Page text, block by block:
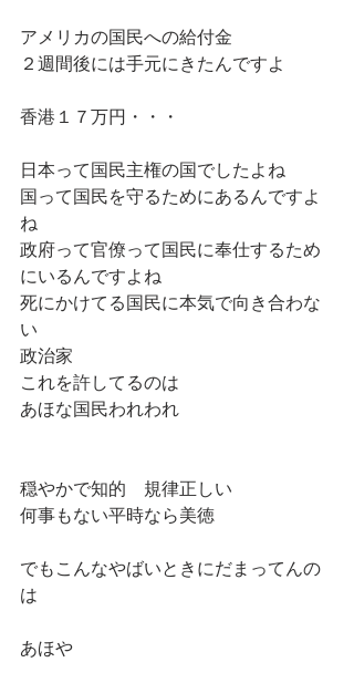
アメリカの国民への給付金
２週間後には手元にきたんですよ
香港１７万円・・・
日本って国民主権の国でしたよね
国って国民を守るためにあるんですよ
ね
政府って官僚って国民に奉仕するため
にいるんですよね
死にかけてる国民に本気で向き合わな
い
政治家
これを許してるのは
あほな国民われわれ
穏やかで知的　規律正しい
何事もない平時なら美徳
でもこんなやばいときにだまってんの
は
あほや